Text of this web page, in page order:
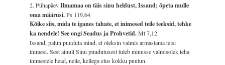
2. PühapäevIlmamaa on täis sinu heldust, Issand; õpeta mulle
oma määrusi.Ps 119,64
Kõike siis, mida te iganes tahate, et inimesed teile teeksid, tehke
ka nendele! See ongi Seadus ja Prohvetid.Mt 7,12
Issand, palun puuduta mind, et oleksin valmis armastama teisi
inimesi. Sest ainult Sinu puudutusest tuleb minusse valmisolek teha
inimestele head, neile, kellega elus kokku puutun.